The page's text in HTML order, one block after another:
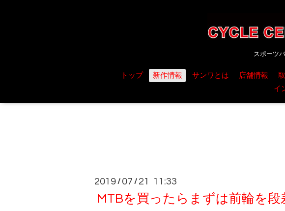
スポーツ
トップ 新作情報 サンワとは 店舗情報
イ
2019 / 07 / 21 11:33
MTBを買ったらまずは前輪を